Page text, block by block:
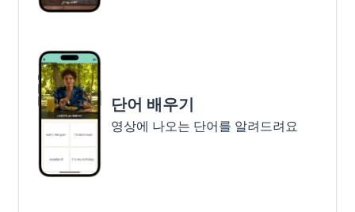
단어 배우기
영상에 나오는 단어를 알려드려요